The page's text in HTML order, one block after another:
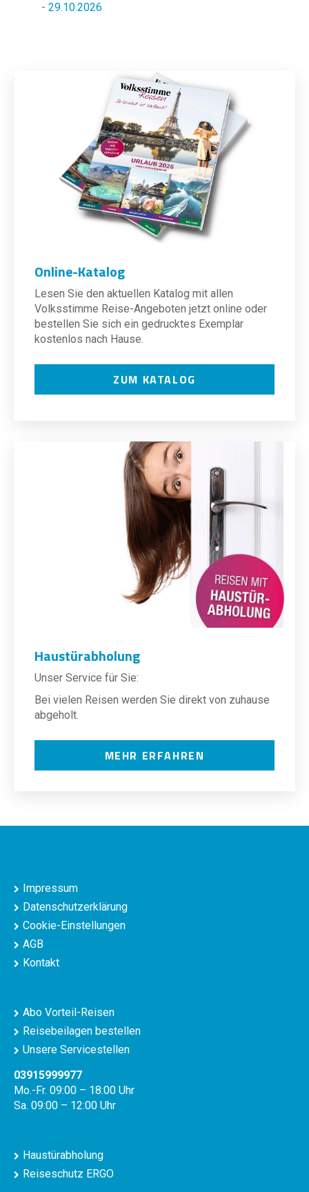
- 29.10.2026
Online-Katalog
Lesen Sie den aktuellen Katalog mit allen
Volksstimme Reise-Angeboten jetzt online oder
bestellen Sie sich ein gedrucktes Exemplar
kostenlos nach Hause.
ZUM KATALOG
Haustürabholung
Unser Service für Sie:
Bei vielen Reisen werden Sie direkt von zuhause
abgeholt.
MEHR ERFAHREN
Impressum
Datenschutzerklärung
Cookie-Einstellungen
AGB
Kontakt
Abo Vorteil-Reisen
Reisebeilagen bestellen
Unsere Servicestellen
03915999977
Mo.-Fr. 09:00 – 18:00 Uhr
Sa. 09:00 – 12:00 Uhr
Haustürabholung
Reiseschutz ERGO